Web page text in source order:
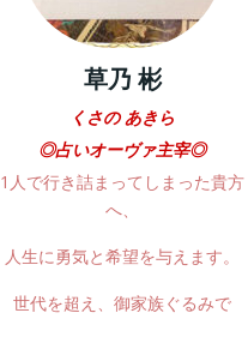
草乃 彬
くさの あきら
◎占いオーヴァ主宰◎
1人で行き詰まってしまった貴方
へ、
人生に勇気と希望を与えます。
世代を超え、御家族ぐるみで